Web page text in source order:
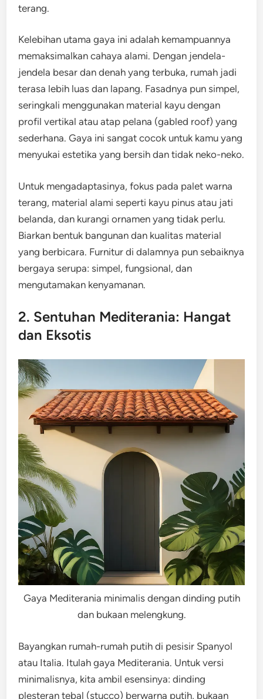
terang.
Kelebihan utama gaya ini adalah kemampuannya
memaksimalkan cahaya alami. Dengan jendela-
jendela besar dan denah yang terbuka, rumah jadi
terasa lebih luas dan lapang. Fasadnya pun simpel,
seringkali menggunakan material kayu dengan
profil vertikal atau atap pelana (gabled roof) yang
sederhana. Gaya ini sangat cocok untuk kamu yang
menyukai estetika yang bersih dan tidak neko-neko.
Untuk mengadaptasinya, fokus pada palet warna
terang, material alami seperti kayu pinus atau jati
belanda, dan kurangi ornamen yang tidak perlu.
Biarkan bentuk bangunan dan kualitas material
yang berbicara. Furnitur di dalamnya pun sebaiknya
bergaya serupa: simpel, fungsional, dan
mengutamakan kenyamanan.
2. Sentuhan Mediterania: Hangat
dan Eksotis
Gaya Mediterania minimalis dengan dinding putih
dan bukaan melengkung.
Bayangkan rumah-rumah putih di pesisir Spanyol
atau Italia. Itulah gaya Mediterania. Untuk versi
minimalisnya, kita ambil esensinya: dinding
plesteran tebal (stucco) berwarna putih, bukaan